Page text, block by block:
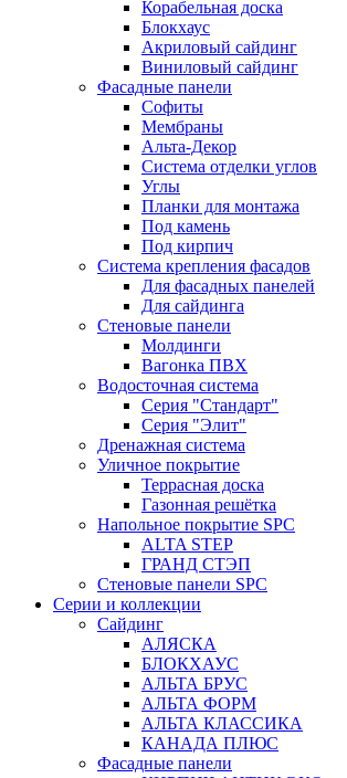
Корабельная доска
Блокхаус
Акриловый сайдинг
Виниловый сайдинг
Фасадные панели
Софиты
Мембраны
Альта-Декор
Система отделки углов
Углы
Планки для монтажа
Под камень
Под кирпич
Система крепления фасадов
Для фасадных панелей
Для сайдинга
Стеновые панели
Молдинги
Вагонка ПВХ
Водосточная система
Серия "Стандарт"
Серия "Элит"
Дренажная система
Уличное покрытие
Террасная доска
Газонная решётка
Напольное покрытие SPC
ALTA STEP
ГРАНД СТЭП
Стеновые панели SPC
Серии и коллекции
Сайдинг
АЛЯСКА
БЛОКХАУС
АЛЬТА БРУС
АЛЬТА ФОРМ
АЛЬТА КЛАССИКА
КАНАДА ПЛЮС
Фасадные панели